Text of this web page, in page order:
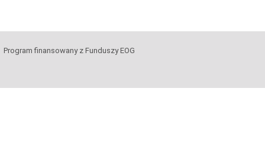
Program finansowany z Funduszy EOG